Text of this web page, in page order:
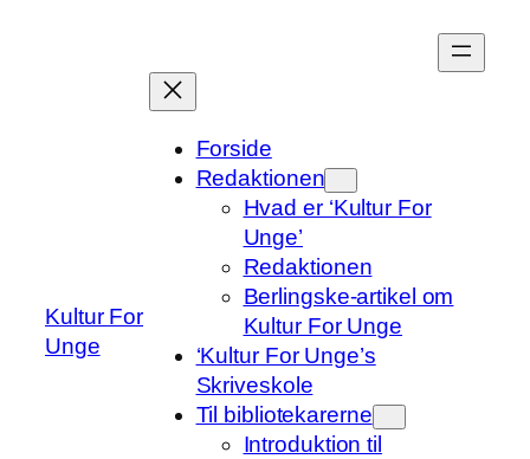
Kultur For
Unge
Forside
Redaktionen
Hvad er ‘Kultur For
Unge’
Redaktionen
Berlingske-artikel om
Kultur For Unge
‘Kultur For Unge’s
Skriveskole
Til bibliotekarerne
Introduktion til